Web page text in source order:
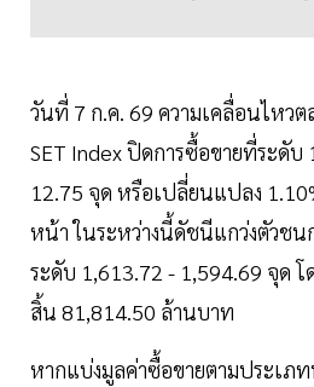
วันที่ 7 ก.ค. 69 ความเคลื่อนไหว
SET Index ปิดการซื้อขายที่ระดับ
12.75 จุด หรือเปลี่ยนแปลง
หน้า ในระหว่างนี้ดัชนีแกว่งตัวช
ระดับ 1,613.72 - 1,594.69 จุด โ
สิ้น 81,814.50 ล้านบาท
หากแบ่งมูลค่าซื้อขายตามประเภ